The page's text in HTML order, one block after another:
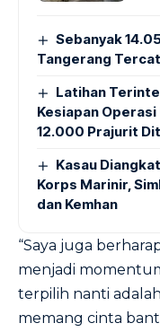
Sebanyak
Tangerang
Latihan
Kesiapan
12.000 Prajurit
Kasau
Korps Marinir,
dan Kemhan
“Saya juga
menjadi
terpilih nanti
memang cinta